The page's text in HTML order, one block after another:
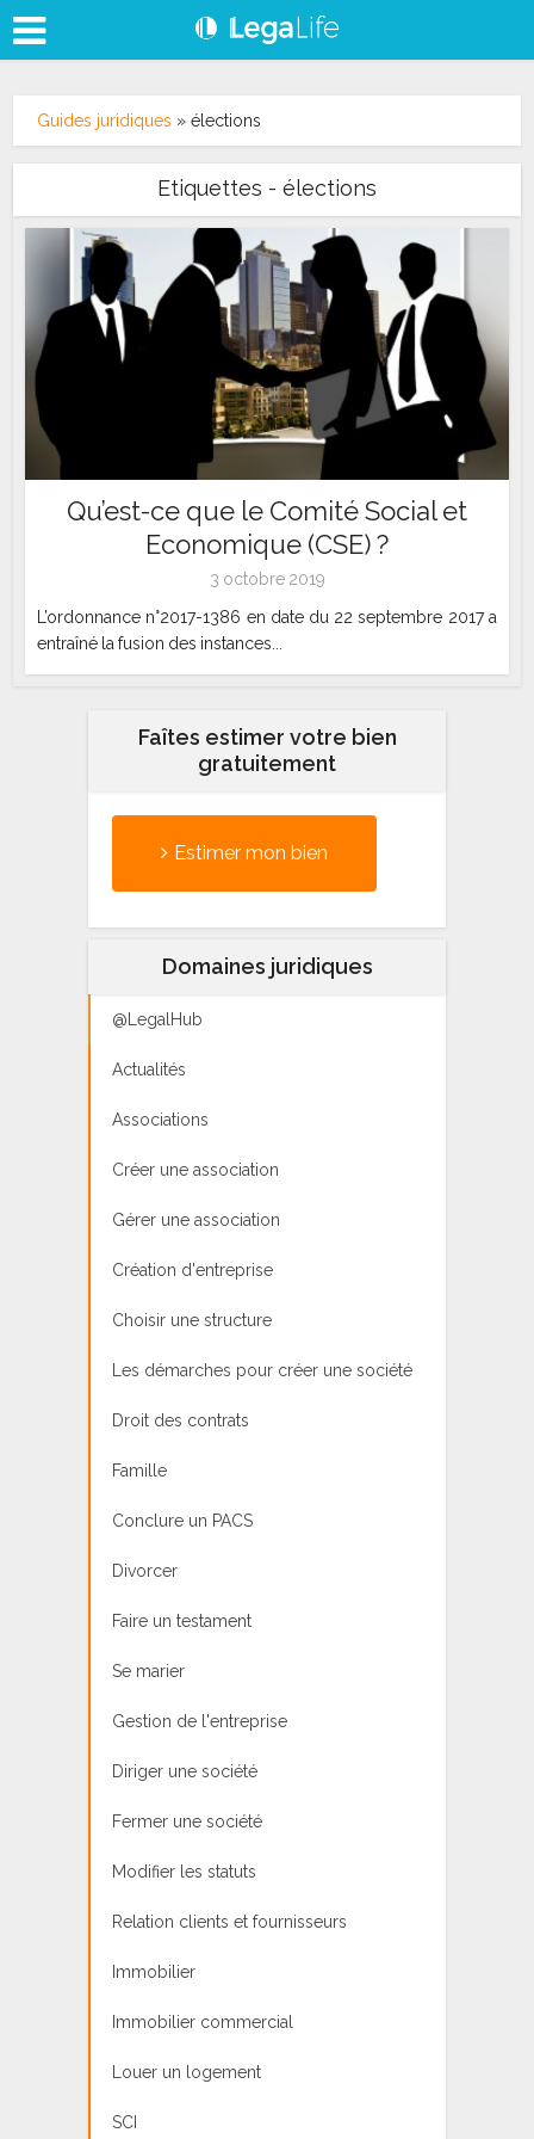
Guides juridiques »élections
Etiquettes - élections
Qu’est-ce que le Comité Social et
Economique (CSE) ?
3 octobre 2019
L’ordonnance n°2017-1386 en date du 22 septembre 2017 a
entraîné la fusion des instances...
Faîtes estimer votre bien
gratuitement
Estimer mon bien
Domaines juridiques
@LegalHub
Actualités
Associations
Créer une association
Gérer une association
Création d'entreprise
Choisir une structure
Les démarches pour créer une société
Droit des contrats
Famille
Conclure un PACS
Divorcer
Faire un testament
Se marier
Gestion de l'entreprise
Diriger une société
Fermer une société
Modifier les statuts
Relation clients et fournisseurs
Immobilier
Immobilier commercial
Louer un logement
SCI